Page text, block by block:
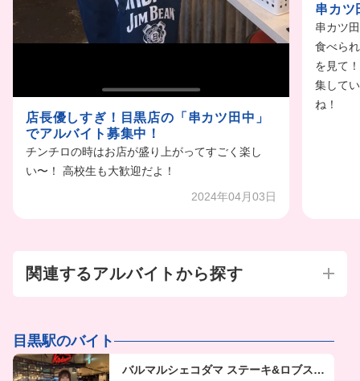
店長優しすぎ！目黒店の「串カツ田中」
でアルバイト募集中！
チンチロの時はお店が盛り上がってすごく楽し
い〜！ 高校生も大歓迎だよ！
2024年04月03日
串カツ
串カツ
食べら
を見て
集して
ね！
関連するアルバイトから探す
目黒駅のバイト
バルマルシェコダマ ステーキ&ロブスタ